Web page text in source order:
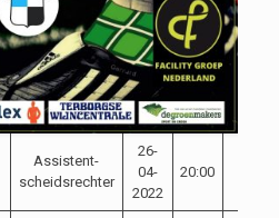
Assistent-
scheidsrechter
26-
04-
2022
20:00